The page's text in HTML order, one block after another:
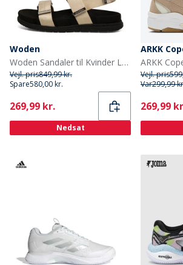
Woden
Woden Sandaler til Kvinder Louisa 813 Elfenben
Vejl. pris849,99 kr.
Spare580,00 kr.
Current
269,99 kr.
Nedsat
ARKK
Vejl. pris
Var299,99
Current
269,99